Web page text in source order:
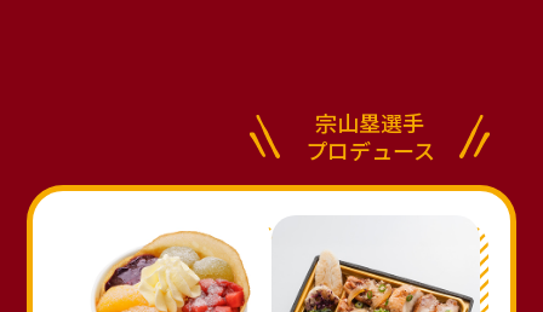
宗山塁選手
プロデュース